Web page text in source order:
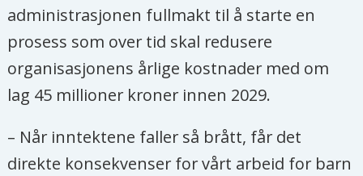
administrasjonen fullmakt til å starte en
prosess som over tid skal redusere
organisasjonens årlige kostnader med om
lag 45 millioner kroner innen 2029.
– Når inntektene faller så brått, får det
direkte konsekvenser for vårt arbeid for barn